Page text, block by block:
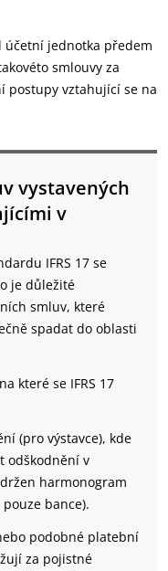
účetní jednotka předem
smlouvy za
postupy vztahující se na
vystavených
v
IFRS 17 se
je důležité
smluv, které
spadat do oblasti
které se IFRS 17
(pro výstavce), kde
odškodnění v
harmonogram
bance).
podobné platební
za pojistné